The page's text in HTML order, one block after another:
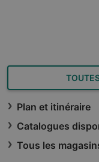
Plan et itinéraire
Catalogues
Tous les